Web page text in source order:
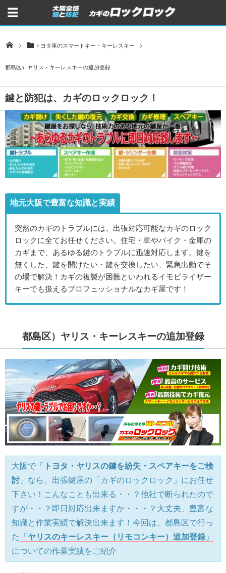
トヨタ車のスマートキー・キーレスキー
都島区）ヤリス・キーレスキーの追加登録
鍵と防犯は、カギのロックロック！
地元大阪で豊富な知識と実績
突然のカギのトラブルには、出張対応可能なカギのロック
ロックに全てお任せください。住宅・車やバイク・金庫の
カギまで、あるゆる鍵のトラブルに迅速対応します。鍵を
無くした、鍵を開けたい・鍵を交換したい、緊急出動でそ
の場で解決！カギの複製が困難といわれるイモビライザー
キーでも扱えるプロフェッショナルなカギ屋です！
都島区）ヤリス・キーレスキーの追加登録
大阪で「
トヨタ・ヤリスの鍵を紛失・スペアキーをご検
討 」なら、出張鍵屋の「カギのロックロック」にお任せ
下さい！こんなことも出来る・・？他社で断られたので
すが・・？即日対応出来ますか・・・？大丈夫、豊富な
知識と作業実績で解決出来ます！今回は、都島区で行っ
た
「 ヤリスのキーレスキー（リモコンキー）追加登録 」
についての作業実績をご紹介